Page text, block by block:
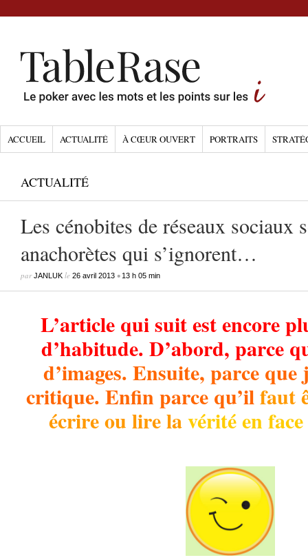
ACCUEIL ACTUALITÉ À CŒUR OUVERT PORTRAITS
ACTUALITÉ
Les cénobites de réseaux sociaux
anachorètes qui s’ignorent…
parJANLUK le 26 avril 2013 • 13 h 05 min
L’article qui suit est encore
d’habitude. D’abord, parce
d’images. Ensuite, parce que
critique. Enfin parce qu’ilfaut
écrire ou lire lavérité en